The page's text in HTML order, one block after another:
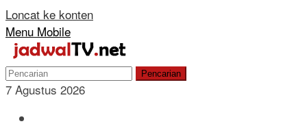
Loncat ke konten
Menu Mobile
Pencarian
7 Agustus 2026